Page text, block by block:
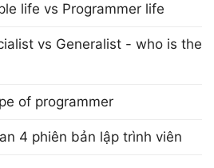
life vs Programmer life
vs Generalist - who is the
of programmer
4 phiên bản lập trình viên